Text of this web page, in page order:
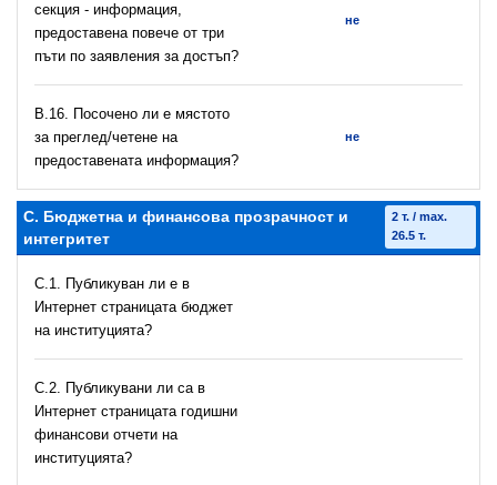
секция - информация,
предоставена повече от три
пъти по заявления за достъп?
не
В.16. Посочено ли е мястото
за преглед/четене на
предоставената информация?
не
C. Бюджетна и финансова прозрачност и
интегритет
2 т. / max.
26.5 т.
C.1. Публикуван ли е в
Интернет страницата бюджет
на институцията?
C.2. Публикувани ли са в
Интернет страницата годишни
финансови отчети на
институцията?